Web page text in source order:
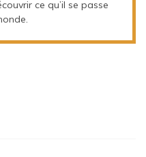
ce qu’il se passe